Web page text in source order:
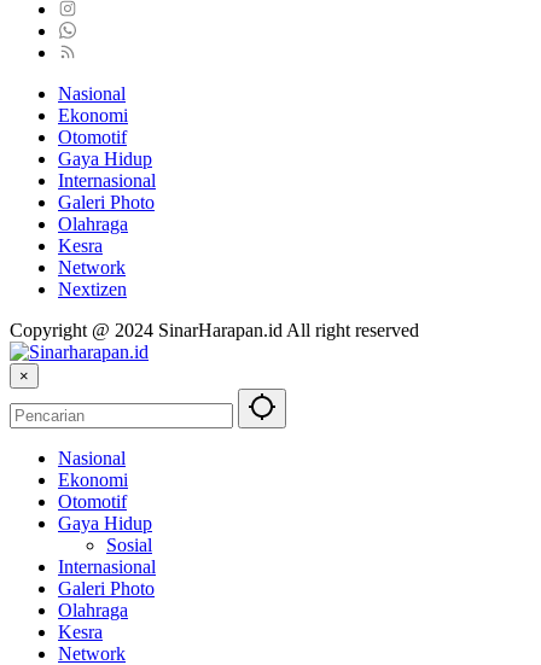
Nasional
Ekonomi
Otomotif
Gaya Hidup
Internasional
Galeri Photo
Olahraga
Kesra
Network
Nextizen
Copyright @ 2024 SinarHarapan.id All right reserved
×
Nasional
Ekonomi
Otomotif
Gaya Hidup
Sosial
Internasional
Galeri Photo
Olahraga
Kesra
Network